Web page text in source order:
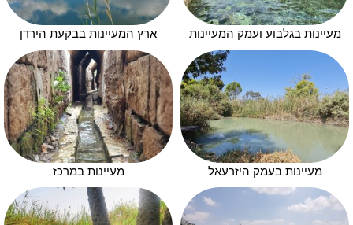
מעיינות בגלבוע ועמק המעיינות ארץ המעיינות בבקעת הירדן
מעיינות בעמק היזרעאל מעיינות במרכז